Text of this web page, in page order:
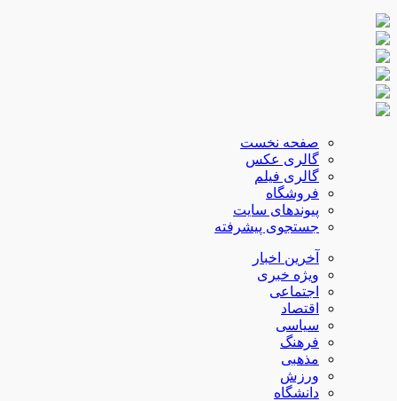
صفحه نخست
گالری عکس
گالری فیلم
فروشگاه
پیوندهای سایت
جستجوی پیشرفته
آخرین اخبار
ویژه خبری
اجتماعی
اقتصاد
سیاسی
فرهنگ
مذهبی
ورزش
دانشگاه